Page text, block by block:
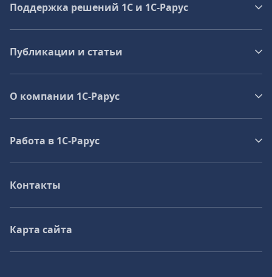
Поддержка решений 1С и 1С‑Рарус
Публикации и статьи
О компании 1C-Рарус
Работа в 1С‑Рарус
Контакты
Карта сайта